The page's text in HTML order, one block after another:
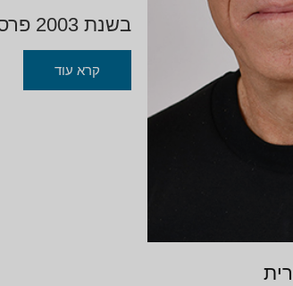
בשנת 2003 פרסם את ספרו הראשון
ספרומסע
בחודש מאי 2025 יצא ספרו השלישי מותה של האמת (הוצאת "ידיעות ספרים").
קרא עוד